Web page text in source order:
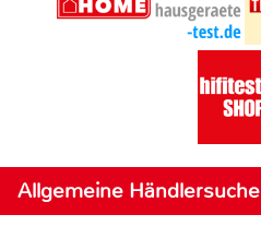
Allgemeine Händlersuche